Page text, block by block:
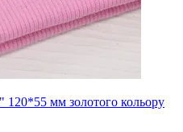
мм золотого кольору